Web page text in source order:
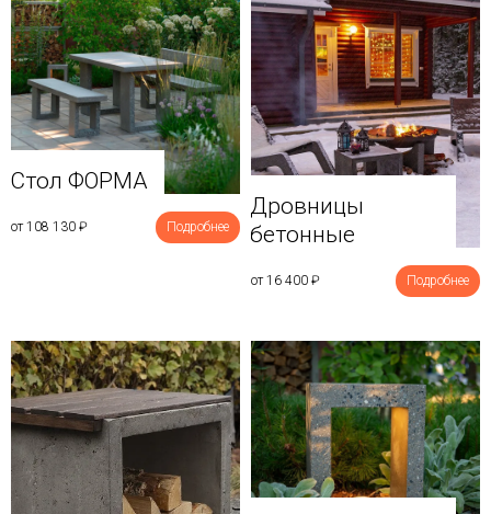
Стол ФОРМА
от 108 130 ₽ Подробнее
Дровницы
бетонные
от 16 400 ₽ Подробнее